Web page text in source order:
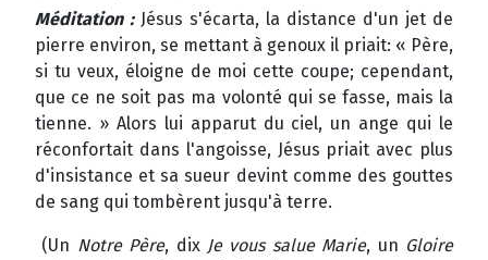
Méditation : Jésus s'écarta, la distance d'un jet de
pierre environ, se mettant à genoux il priait: « Père,
si tu veux, éloigne de moi cette coupe; cependant,
que ce ne soit pas ma volonté qui se fasse, mais la
tienne. » Alors lui apparut du ciel, un ange qui le
réconfortait dans l'angoisse, Jésus priait avec plus
d'insistance et sa sueur devint comme des gouttes
de sang qui tombèrent jusqu'à terre.
(Un Notre Père, dix Je vous salue Marie, un Gloire